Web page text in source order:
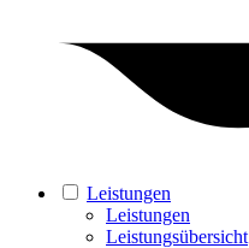
Leistungen
Leistungen
Leistungsübersicht